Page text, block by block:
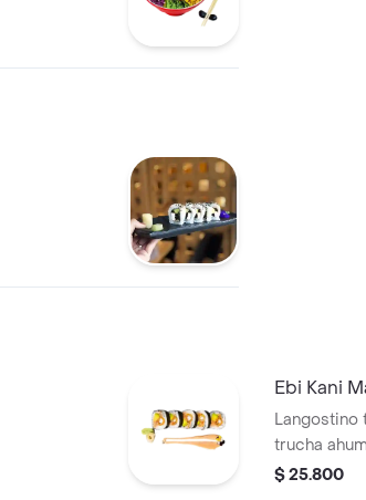
Ebi Kani
Langostino
trucha
salsa de
$ 25.800